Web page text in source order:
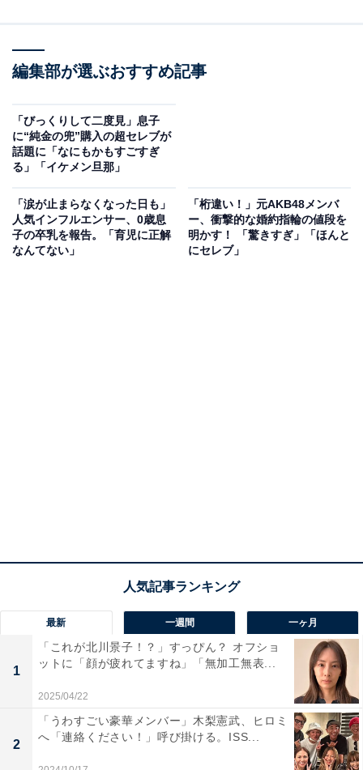
編集部が選ぶおすすめ記事
「びっくりして二度見」息子
に“純金の兜”購入の超セレブが
話題に「なにもかもすごすぎ
る」「イケメン旦那」
「涙が止まらなくなった日も」
人気インフルエンサー、0歳息
子の卒乳を報告。「育児に正解
なんてない」
「桁違い！」元AKB48メンバ
ー、衝撃的な婚約指輪の値段を
明かす！ 「驚きすぎ」「ほんと
にセレブ」
最新 一週間 一ヶ月
1
「これが北川景子！？」すっぴん？ オフショ
ットに「顔が疲れてますね」「無加工無表...
2025/04/22
2
「うわすごい豪華メンバー」木梨憲武、ヒロミ
へ「連絡ください！」呼び掛ける。ISS...